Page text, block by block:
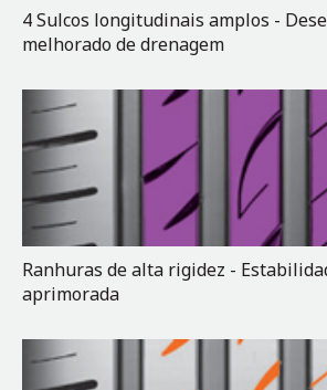
4 Sulcos longitudinais amplos -
melhorado de drenagem
Ranhuras de alta rigidez -
aprimorada